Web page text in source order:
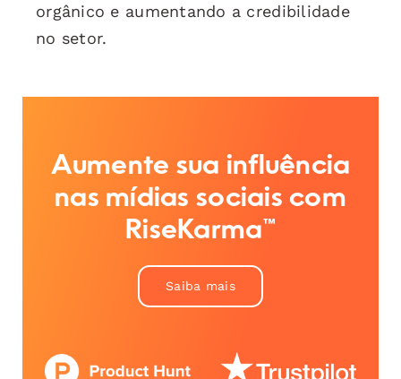
orgânico e aumentando a credibilidade
no setor.
Aumente sua influência
nas mídias sociais com
RiseKarma™
Saiba mais